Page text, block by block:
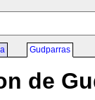
Gudparras
de